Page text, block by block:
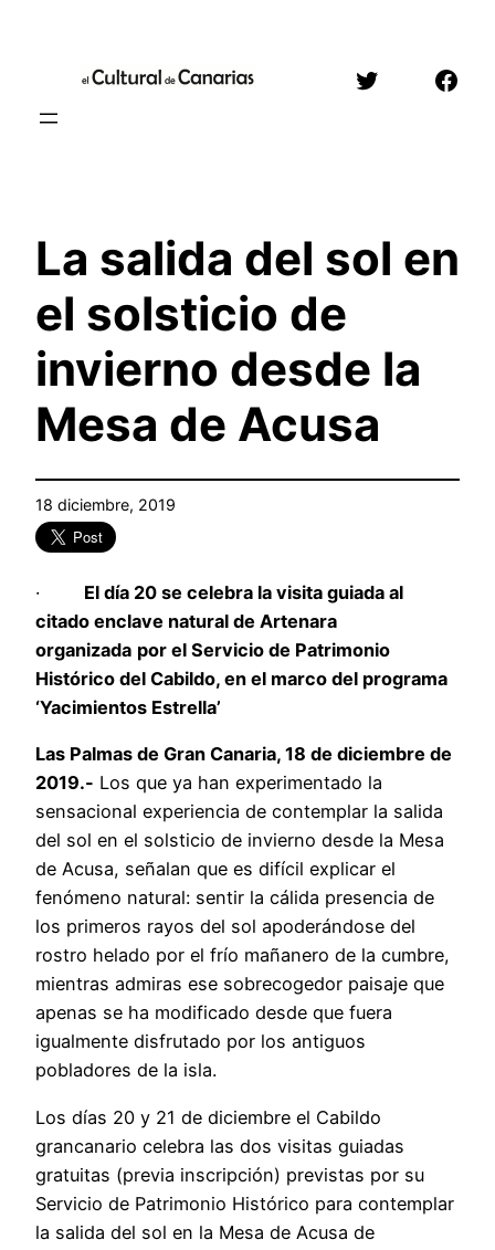
contenido
Twitter
La salida del sol en
el solsticio de
invierno desde la
Mesa de Acusa
18 diciembre, 2019
· El día 20 se celebra la visita guiada al
citado enclave natural de Artenara
organizada por el Servicio de Patrimonio
Histórico del Cabildo, en el marco del programa
‘Yacimientos Estrella’
Las Palmas de Gran Canaria, 18 de diciembre de
2019.- Los que ya han experimentado la
sensacional experiencia de contemplar la salida
del sol en el solsticio de invierno desde la Mesa
de Acusa, señalan que es difícil explicar el
fenómeno natural: sentir la cálida presencia de
los primeros rayos del sol apoderándose del
rostro helado por el frío mañanero de la cumbre,
mientras admiras ese sobrecogedor paisaje que
apenas se ha modificado desde que fuera
igualmente disfrutado por los antiguos
pobladores de la isla.
Los días 20 y 21 de diciembre el Cabildo
grancanario celebra las dos visitas guiadas
gratuitas (previa inscripción) previstas por su
Servicio de Patrimonio Histórico para contemplar
la salida del sol en la Mesa de Acusa de